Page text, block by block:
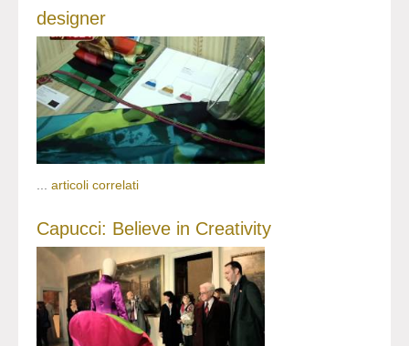
designer
... articoli correlati
Capucci: Believe in Creativity